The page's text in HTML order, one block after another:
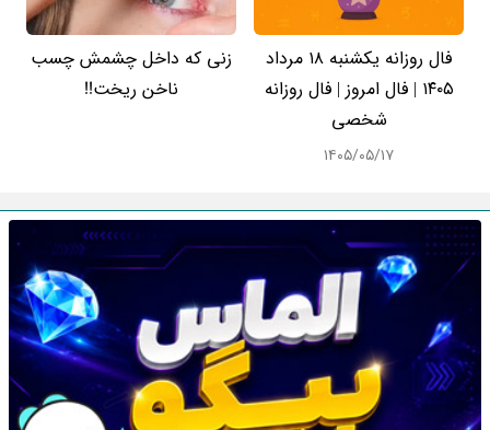
فال روزانه یکشنبه ۱۸ مرداد
۱۴۰۵ | فال امروز | فال روزانه
شخصی
۱۴۰۵/۰۵/۱۷
زنی که داخل چشمش چسب
ناخن ریخت!!